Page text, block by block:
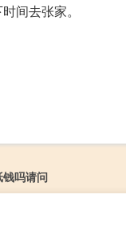
间去张家。
吗请问